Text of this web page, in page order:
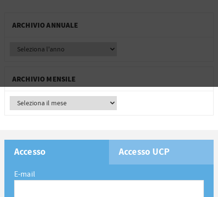
ARCHIVIO ANNUALE
ARCHIVIO MENSILE
Accesso Accesso UCP
E-mail